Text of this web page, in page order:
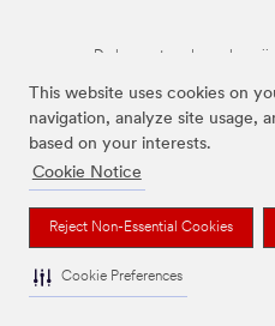
This website uses cookies on
navigation, analyze site usage,
based on your interests.
Cookie Notice
Reject Non-Essential Cookies
Cookie Preferences
De bovenstaande merken